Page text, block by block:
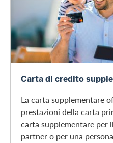
Richiedere una carta
Carta di credito
La carta supplementare
prestazioni della carta
carta supplementare per
partner o per una